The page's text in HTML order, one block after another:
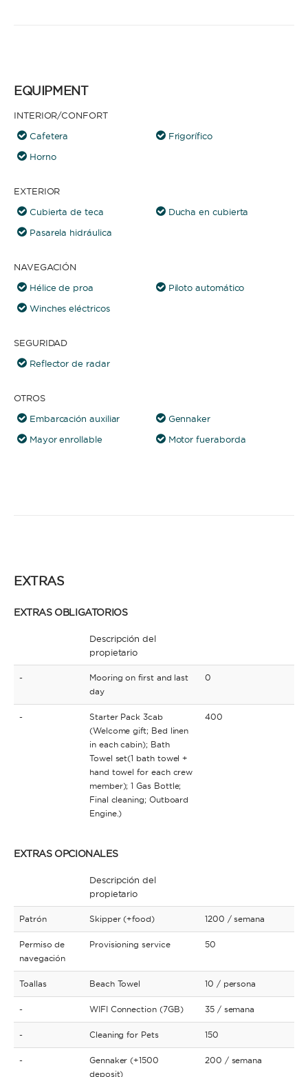
EQUIPMENT
INTERIOR/CONFORT
Cafetera
Frigorífico
Horno
EXTERIOR
Cubierta de teca
Ducha en cubierta
Pasarela hidráulica
NAVEGACIÓN
Hélice de proa
Piloto automático
Winches eléctricos
SEGURIDAD
Reflector de radar
OTROS
Embarcación auxiliar
Gennaker
Mayor enrollable
Motor fueraborda
EXTRAS
EXTRAS OBLIGATORIOS
Descripción del
propietario
-
Mooring on first and last
day
0
-
Starter Pack 3cab
(Welcome gift; Bed linen
in each cabin); Bath
Towel set(1 bath towel +
hand towel for each crew
member); 1 Gas Bottle;
Final cleaning; Outboard
Engine.)
400
EXTRAS OPCIONALES
Descripción del
propietario
Patrón Skipper (+food) 1200 / semana
Permiso de
navegación
Provisioning service 50
Toallas Beach Towel 10 / persona
- WIFI Connection (7GB) 35 / semana
- Cleaning for Pets 150
-
Gennaker (+1500
deposit)
200 / semana